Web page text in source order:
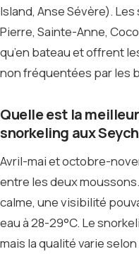
Island, Anse Sévère).
Pierre, Sainte-Anne,
qu’en bateau et offrent
non fréquentées par les
Quelle est la
snorkeling aux
Avril-mai et octobre-
entre les deux
calme, une visibilité
eau à 28-29°C. Le
mais la qualité varie